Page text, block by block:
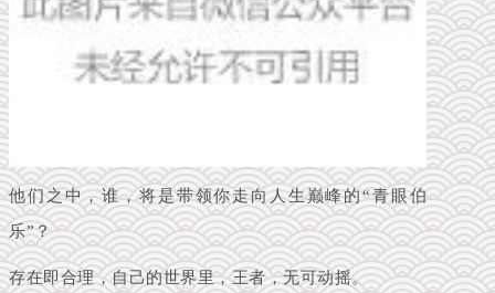
他们之中，谁，将是带领你走向人生巅峰的“青眼伯
乐”？
存在即合理，自己的世界里，王者，无可动摇。